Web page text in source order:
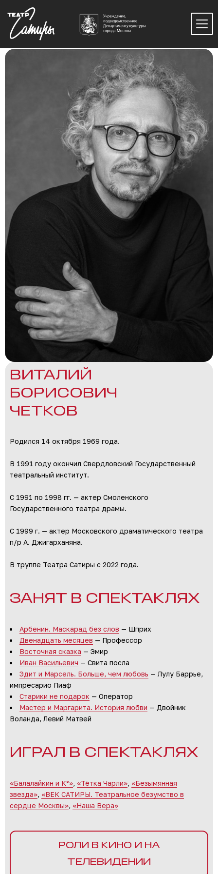
ВИТАЛИЙ
БОРИСОВИЧ
ЧЕТКОВ
Родился 14 октября 1969 года.
В 1991 году окончил Свердловский Государственный
театральный институт.
С 1991 по 1998 гг. — актер Смоленского
Государственного театра драмы.
С 1999 г. — актер Московского драматического театра
п/р А. Джигарханяна.
В труппе Театра Сатиры с 2022 года.
ЗАНЯТ В СПЕКТАКЛЯХ
Арбенин. Маскарад без слов — Шприх
Двенадцать месяцев — Профессор
Восточная сказка — Эмир
Иван Васильевич — Свита посла
Эдит и Марсель. Больше, чем любовь — Лулу Баррье,
импресарио Пиаф
Старики не подарок — Оператор
Мастер и Маргарита. История любви — Двойник
Воланда, Левий Матвей
ИГРАЛ В СПЕКТАКЛЯХ
«Балалайкин и К°», «Тётка Чарли», «Безымянная
звезда», «ВЕК САТИРЫ. Театральное безумство в
сердце Москвы», «Наша Вера»
РОЛИ В КИНО И НА
ТЕЛЕВИДЕНИИ